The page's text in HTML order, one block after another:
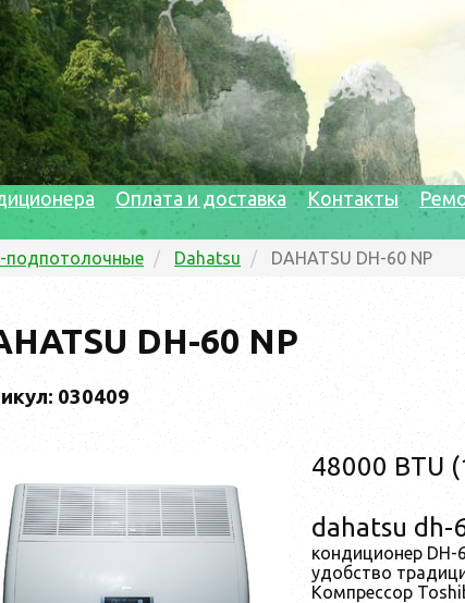
Оплата и доставка Контакты
подпотолочные Dahatsu DAHATSU DH-60 NP
DH-60 NP
030409
48000 BTU
dahatsu dh-
кондиционер DH-
удобство
Компрессор